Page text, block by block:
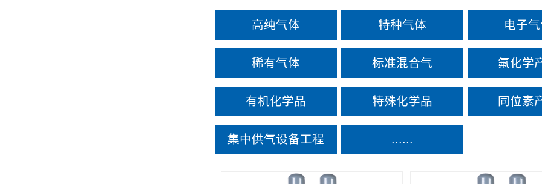
高纯气体 特种气体 电子
稀有气体 标准混合气 氟化学
有机化学品 特殊化学品 同位素
集中供气设备工程 ......